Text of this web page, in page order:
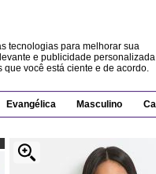
tecnologias para melhorar sua
e publicidade personalizada
você está ciente e de acordo.
Evangélica Masculino